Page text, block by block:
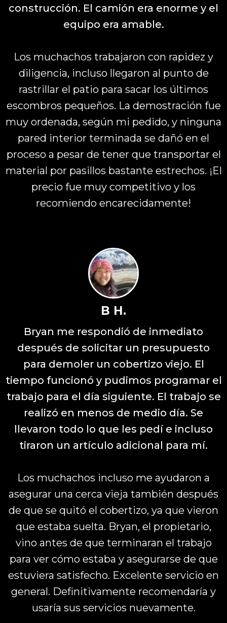
construcción. El camión era enorme y el
equipo era amable.
Los muchachos trabajaron con rapidez y
diligencia, incluso llegaron al punto de
rastrillar el patio para sacar los últimos
escombros pequeños. La demostración fue
muy ordenada, según mi pedido, y ninguna
pared interior terminada se dañó en el
proceso a pesar de tener que transportar el
material por pasillos bastante estrechos. ¡El
precio fue muy competitivo y los
recomiendo encarecidamente!
B H.
Bryan me respondió de inmediato
después de solicitar un presupuesto
para demoler un cobertizo viejo. El
tiempo funcionó y pudimos programar el
trabajo para el día siguiente. El trabajo se
realizó en menos de medio día. Se
llevaron todo lo que les pedí e incluso
tiraron un artículo adicional para mí.
Los muchachos incluso me ayudaron a
asegurar una cerca vieja también después
de que se quitó el cobertizo, ya que vieron
que estaba suelta. Bryan, el propietario,
vino antes de que terminaran el trabajo
para ver cómo estaba y asegurarse de que
estuviera satisfecho. Excelente servicio en
general. Definitivamente recomendaría y
usaría sus servicios nuevamente.